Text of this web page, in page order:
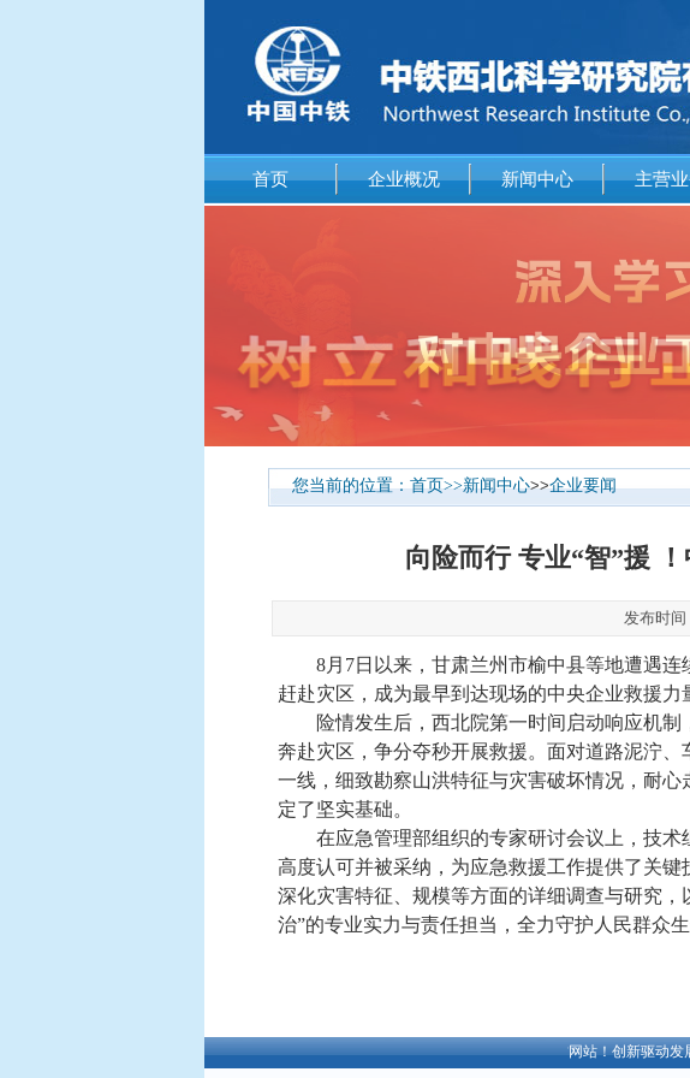
首页 企业概况 新闻中心 主营
您当前的位置：首页>>新闻中心>>企业要闻
向险而行 专业“智”援
发布时间
8月7日以来，甘肃兰州市榆中县等地遭遇
赶赴灾区，成为最早到达现场的中央企业救援力
险情发生后，西北院第一时间启动响应机
奔赴灾区，争分夺秒开展救援。面对道路泥泞
一线，细致勘察山洪特征与灾害破坏情况，耐
定了坚实基础。
在应急管理部组织的专家研讨会议上，技
高度认可并被采纳，为应急救援工作提供了关
深化灾害特征、规模等方面的详细调查与研究
治”的专业实力与责任担当，全力守护人民群众生
欢迎访问中铁西北科学院有限公司官方网站！创新驱动发展